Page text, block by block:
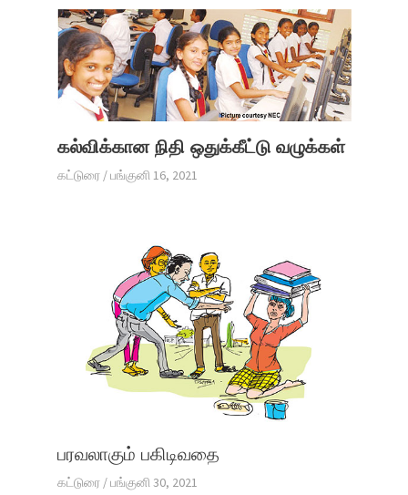
கல்விக்கான நிதி ஒதுக்கீட்டு வழுக்கள்
கட்டுரை/பங்குனி 16, 2021
பரவலாகும் பகிடிவதை
கட்டுரை/பங்குனி 30, 2021